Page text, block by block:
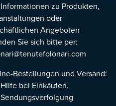
zu Produkten,
oder
Angeboten
Sie sich bitte per:
Bestellungen und Versand:
bei Einkäufen,